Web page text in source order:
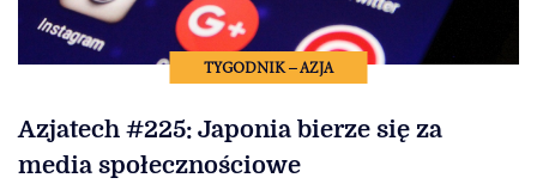
TYGODNIK – AZJA
Azjatech #225: Japonia bierze się za
media społecznościowe